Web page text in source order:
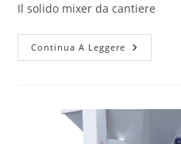
Il solido mixer da cantiere
Continua A Leggere